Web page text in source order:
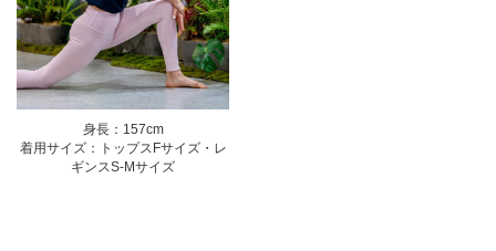
身長：157cm
着用サイズ：トップスFサイズ・レ
ギンスS-Mサイズ